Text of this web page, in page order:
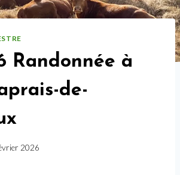
Randonnée à
de-
2026